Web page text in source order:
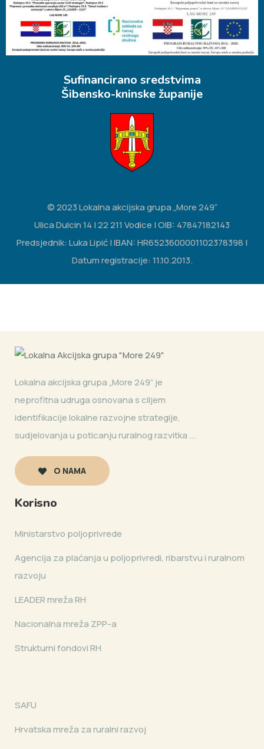
Sufinancirano sredstvima
Šibensko-kninske županije
© 2023 Lokalna akcijska grupa „More 249“
Ulica Dulcin 14 | 22 211 Vodice | OIB: 47847182143
Predsjednik: Luka Lipić | IBAN: HR6523600001102378398 |
Datum registracije: 11.10.2013.
Lokalna akcijska grupa „More 249” je
neprofitna udruga osnovana s ciljem
identifikacije lokalne razvojne strategije,
sudjelovanja u poticanju ruralnog razvitka ...
O NAMA
Korisno
Ministarstvo poljoprivrede
Agencija za plaćanja u poljoprivredi, ribarstvu i ruralnom
razvoju
LEADER mreža RH
Nacionalna mreža ZPP-a
Strukturni fondovi RH
SAFU
Hrvatska mreža za ruralni razvoj